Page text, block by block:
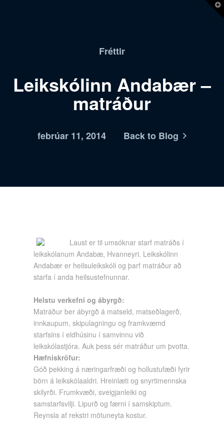
Fréttir
Leikskólinn Andabær –
matráður
febrúar 11, 2014 Back to Blog
Laust er til umsóknar starf matráðs í
leikskólanum Andabæ, Hvanneyri. Leikskólinn
Andabær er heilsuleikskóli og þarf matráður að
starfa í anda heilsustefnunnar.
Helstu verkefni og ábyrgð:
Matráður ber ábyrgð á matseld, matseðlagerð,
innkaupum, skipulagningu og framkvæmd
starfsins í eldhúsinu í samvinnu við
leikskólastjóra. Auk þess sér matráður um þvotta.
Hæfniskröfur:
Góð þekking á næringarfræði og hollustufæði fyrir
börn á leikskólaaldri. Hreinlæti og snyrtimennska
skilyrði. Frumkvæði, sveigjanleiki og
samstarfsvilji. Lipurð og færni í samskiptum.
Reynsla af rekstri mötuneyta kostur.